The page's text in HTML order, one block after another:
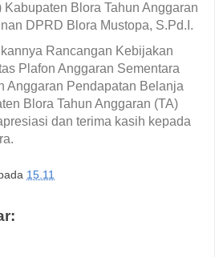
Blora Tahun Anggaran
DPRD Blora Mustopa, S.Pd.I.
Rancangan Kebijakan
Plafon Anggaran Sementara
Anggaran Pendapatan Belanja
Blora Tahun Anggaran (TA)
dan terima kasih kepada
15.11